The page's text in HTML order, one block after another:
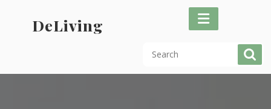
content
DeLiving